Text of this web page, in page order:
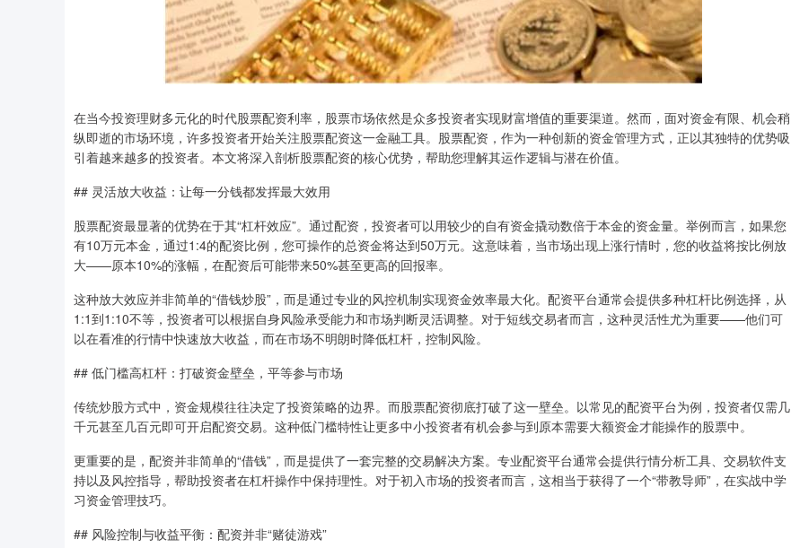
在当今投资理财多元化的时代股票配资利率，股票市场依然是众多投资者实现财富增值的重要渠道。然而，面对资金有限、机会稍
纵即逝的市场环境，许多投资者开始关注股票配资这一金融工具。股票配资，作为一种创新的资金管理方式，正以其独特的优势吸
引着越来越多的投资者。本文将深入剖析股票配资的核心优势，帮助您理解其运作逻辑与潜在价值。
## 灵活放大收益：让每一分钱都发挥最大效用
股票配资最显著的优势在于其“杠杆效应”。通过配资，投资者可以用较少的自有资金撬动数倍于本金的资金量。举例而言，如果您
有10万元本金，通过1:4的配资比例，您可操作的总资金将达到50万元。这意味着，当市场出现上涨行情时，您的收益将按比例放
大——原本10%的涨幅，在配资后可能带来50%甚至更高的回报率。
这种放大效应并非简单的“借钱炒股”，而是通过专业的风控机制实现资金效率最大化。配资平台通常会提供多种杠杆比例选择，从
1:1到1:10不等，投资者可以根据自身风险承受能力和市场判断灵活调整。对于短线交易者而言，这种灵活性尤为重要——他们可
以在看准的行情中快速放大收益，而在市场不明朗时降低杠杆，控制风险。
## 低门槛高杠杆：打破资金壁垒，平等参与市场
传统炒股方式中，资金规模往往决定了投资策略的边界。而股票配资彻底打破了这一壁垒。以常见的配资平台为例，投资者仅需几
千元甚至几百元即可开启配资交易。这种低门槛特性让更多中小投资者有机会参与到原本需要大额资金才能操作的股票中。
更重要的是，配资并非简单的“借钱”，而是提供了一套完整的交易解决方案。专业配资平台通常会提供行情分析工具、交易软件支
持以及风控指导，帮助投资者在杠杆操作中保持理性。对于初入市场的投资者而言，这相当于获得了一个“带教导师”，在实战中学
习资金管理技巧。
## 风险控制与收益平衡：配资并非“赌徒游戏”